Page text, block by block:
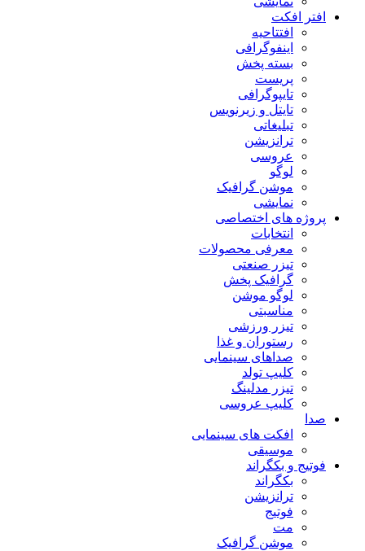
افتر افکت
افتتاحیه
اینفوگرافی
بسته پخش
پریست
تایپوگرافی
تایتل و زیرنویس
تبلیغاتی
ترانزیشن
عروسی
لوگو
موشن گرافیک
نمایشی
پروژه های اختصاصی
انتخابات
معرفی محصولات
تیزر صنعتی
گرافیک پخش
لوگو موشن
مناسبتی
تیزر ورزشی
رستوران و غذا
صداهای سینمایی
کلیپ تولد
تیزر مدلینگ
کلیپ عروسی
صدا
افکت های سینمایی
موسیقی
فوتیج و بکگراند
بکگراند
ترانزیشن
فوتیج
مت
موشن گرافیک